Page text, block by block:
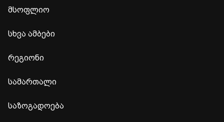
მსოფლიო
სხვა ამბები
რეგიონი
სამართალი
საზოგადოება